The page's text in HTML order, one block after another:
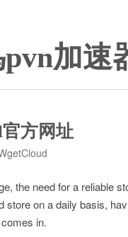
加速
方网址
the need for a reliable
store on a daily basis,
in.